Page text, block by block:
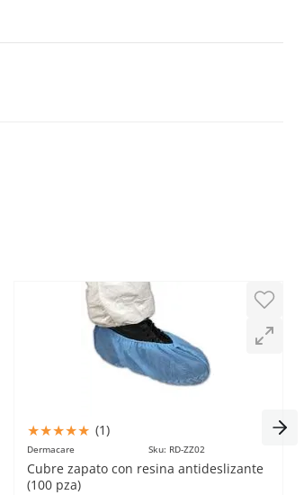
1 - 5de 5
★★★★★ (1)
Dermacare Sku: RD-ZZ02
Cubre zapato con resina antideslizante
(100 pza)